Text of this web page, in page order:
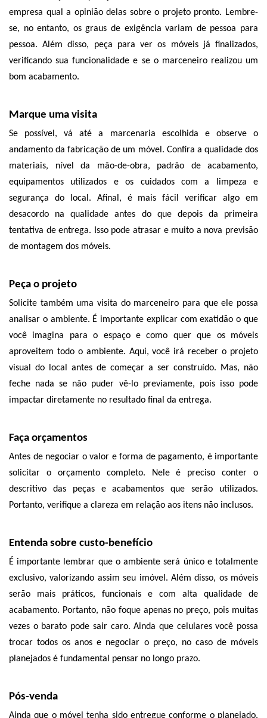
empresa qual a opinião delas sobre o projeto pronto. Lembre-
se, no entanto, os graus de exigência variam de pessoa para
pessoa. Além disso, peça para ver os móveis já finalizados,
verificando sua funcionalidade e se o marceneiro realizou um
bom acabamento.
Marque uma visita
Se possível, vá até a marcenaria escolhida e observe o
andamento da fabricação de um móvel. Confira a qualidade dos
materiais, nível da mão-de-obra, padrão de acabamento,
equipamentos utilizados e os cuidados com a limpeza e
segurança do local. Afinal, é mais fácil verificar algo em
desacordo na qualidade antes do que depois da primeira
tentativa de entrega. Isso pode atrasar e muito a nova previsão
de montagem dos móveis.
Peça o projeto
Solicite também uma visita do marceneiro para que ele possa
analisar o ambiente. É importante explicar com exatidão o que
você imagina para o espaço e como quer que os móveis
aproveitem todo o ambiente. Aqui, você irá receber o projeto
visual do local antes de começar a ser construído. Mas, não
feche nada se não puder vê-lo previamente, pois isso pode
impactar diretamente no resultado final da entrega.
Faça orçamentos
Antes de negociar o valor e forma de pagamento, é importante
solicitar o orçamento completo. Nele é preciso conter o
descritivo das peças e acabamentos que serão utilizados.
Portanto, verifique a clareza em relação aos itens não inclusos.
Entenda sobre custo-benefício
É importante lembrar que o ambiente será único e totalmente
exclusivo, valorizando assim seu imóvel. Além disso, os móveis
serão mais práticos, funcionais e com alta qualidade de
acabamento. Portanto, não foque apenas no preço, pois muitas
vezes o barato pode sair caro. Ainda que celulares você possa
trocar todos os anos e negociar o preço, no caso de móveis
planejados é fundamental pensar no longo prazo.
Pós-venda
Ainda que o móvel tenha sido entregue conforme o planejado,